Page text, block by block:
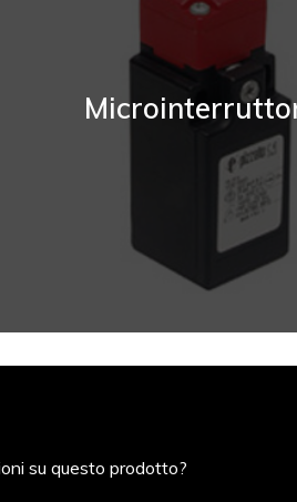
su questo prodotto?